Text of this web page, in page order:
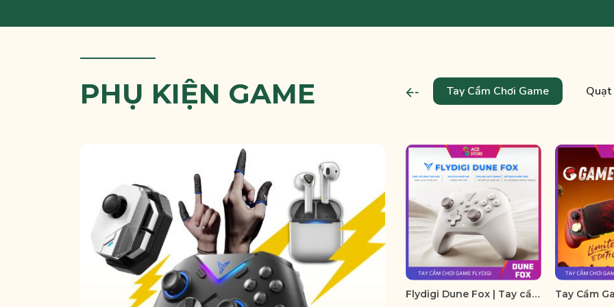
PHỤ KIỆN GAME Tay Cầm Chơi Game Quạt
Flydigi Dune Fox | Tay cầm chơi game Wireless hỗ trợ đa nền tảng PC/Switch/Mobile